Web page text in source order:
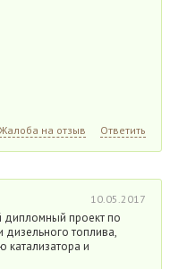
Жалоба на отзыв Ответить
10.05.2017
дипломный проект по
дизельного топлива,
катализатора и